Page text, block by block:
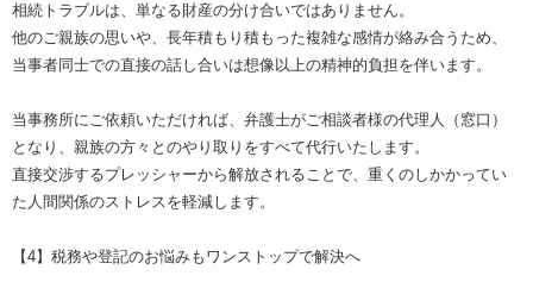
相続トラブルは、単なる財産の分け合いではありません。
他のご親族の思いや、長年積もり積もった複雑な感情が絡み合うため、
当事者同士での直接の話し合いは想像以上の精神的負担を伴います。
当事務所にご依頼いただければ、弁護士がご相談者様の代理人（窓口）
となり、親族の方々とのやり取りをすべて代行いたします。
直接交渉するプレッシャーから解放されることで、重くのしかかってい
た人間関係のストレスを軽減します。
【4】税務や登記のお悩みもワンストップで解決へ